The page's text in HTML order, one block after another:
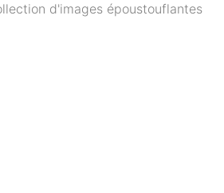
d'images époustouflantes